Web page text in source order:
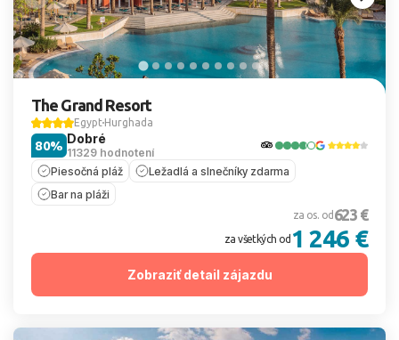
The Grand Resort
Egypt Hurghada
Dobré
11329 hodnotení
80%
Piesočná pláž
Ležadlá a slnečníky zdarma
Bar na pláži
za os. od 623 €
za všetkých od 1 246 €
Zobraziť detail zájazdu